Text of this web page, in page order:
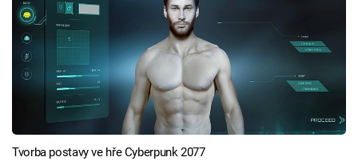
Tvorba postavy ve hře Cyberpunk 2077